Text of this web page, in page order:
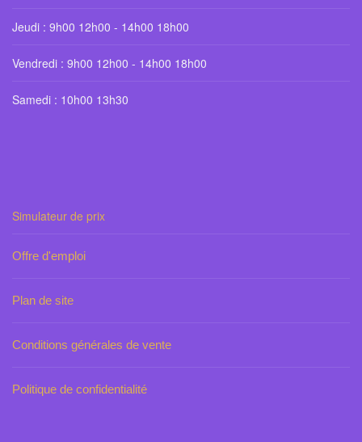
Jeudi : 9h00 12h00 - 14h00 18h00
Vendredi : 9h00 12h00 - 14h00 18h00
Samedi : 10h00 13h30
Simulateur de prix
Offre d'emploi
Plan de site
Conditions générales de vente
Politique de confidentialité